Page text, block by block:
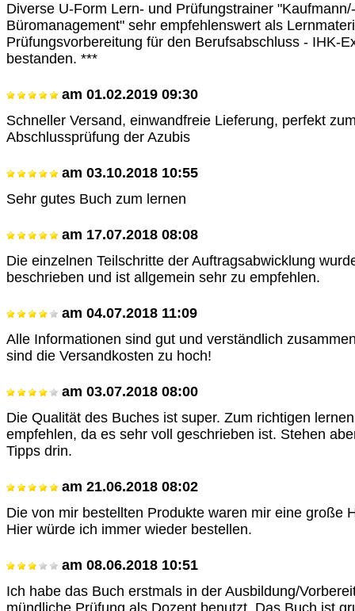
Diverse U-Form Lern- und Prüfungstrainer
Büromanagement" sehr empfehlenswert als
Prüfungsvorbereitung für den Berufsabschluss - IHK-
bestanden. ***
am 01.02.2019 09:30
Schneller Versand, einwandfreie Lieferung, perfekt
Abschlussprüfung der Azubis
am 03.10.2018 10:55
Sehr gutes Buch zum lernen
am 17.07.2018 08:08
Die einzelnen Teilschritte der Auftragsabwicklung
beschrieben und ist allgemein sehr zu empfehlen.
am 04.07.2018 11:09
Alle Informationen sind gut und verständlich
sind die Versandkosten zu hoch!
am 03.07.2018 08:00
Die Qualität des Buches ist super. Zum richtigen
empfehlen, da es sehr voll geschrieben ist. Stehen
Tipps drin.
am 21.06.2018 08:02
Die von mir bestellten Produkte waren mir eine große
Hier würde ich immer wieder bestellen.
am 08.06.2018 10:51
Ich habe das Buch erstmals in der Ausbildung/
mündliche Prüfung als Dozent benutzt. Das Buch ist